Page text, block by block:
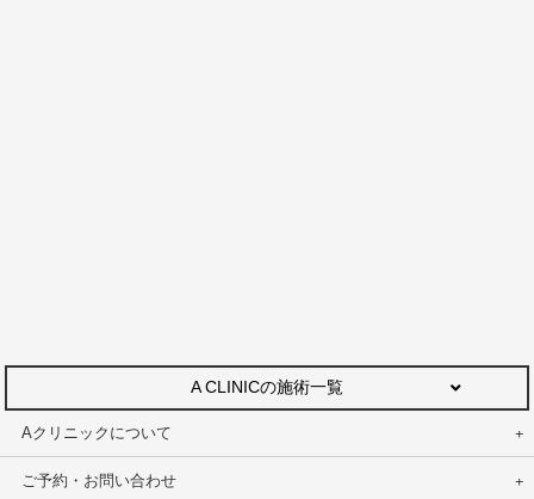
A CLINICの施術一覧
Aクリニックについて
ご予約・お問い合わせ